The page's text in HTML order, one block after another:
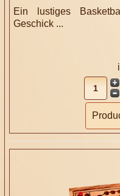
Ein lustiges
Geschick ...